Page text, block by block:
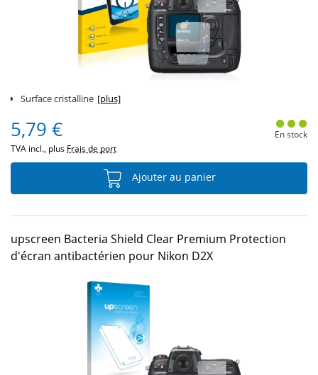
Surface cristalline [plus]
5,79 €
TVA incl., plus Frais de port
En stock
Ajouter au panier
upscreen Bacteria Shield Clear Premium Protection
d'écran antibactérien pour Nikon D2X